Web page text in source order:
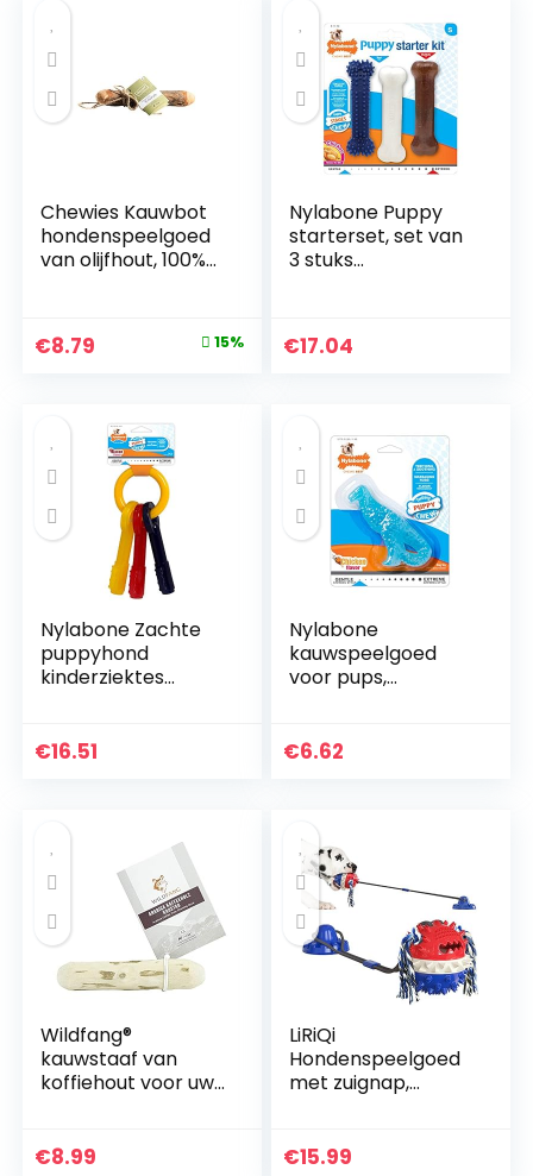
Chewies Kauwbot
hondenspeelgoed
van olijfhout, 100%
kauwspeelgoed
hond tot 20 kg
Original
€10.35.
€8.79
€8.79.
15%
Nylabone Puppy
starterset, set van
3 stuks
kauwbeenderen,
tandjes, zacht,
€17.04
Nylabone Zachte
puppyhond
kinderziektes
smaak, medium
€16.51
Nylabone
kauwspeelgoed
voor pups,
zachte koekjes, kip,
€6.62
Wildfang®
kauwstaaf van
koffiehout voor uw
houtrol –
€8.99
LiRiQi
Hondenspeelgoed
met zuignap,
multifunctioneel
€15.99